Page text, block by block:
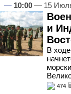
— 10:00 — 15
и
В
474